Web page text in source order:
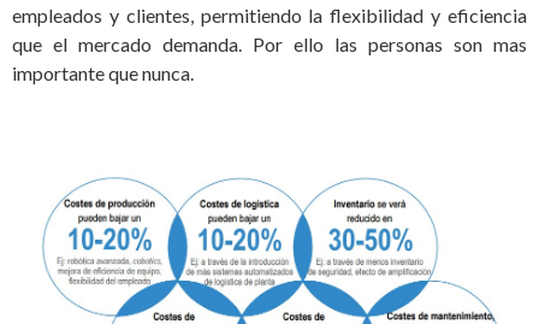
empleados y clientes, permitiendo la flexibilidad y eficiencia
que el mercado demanda. Por ello las personas son mas
importante que nunca.